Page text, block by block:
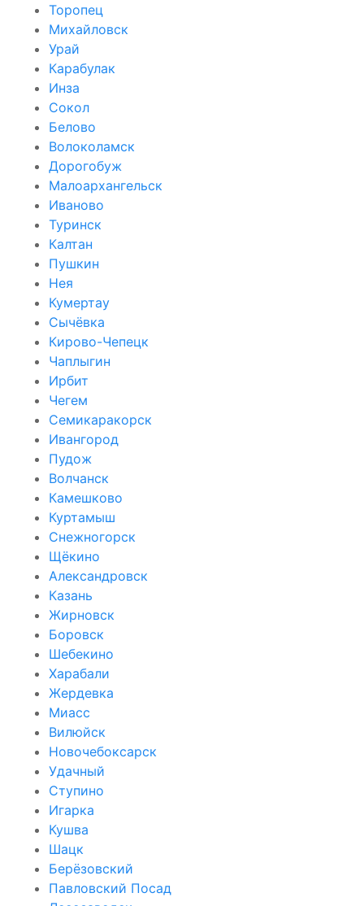
Торопец
Михайловск
Урай
Карабулак
Инза
Сокол
Белово
Волоколамск
Дорогобуж
Малоархангельск
Иваново
Туринск
Калтан
Пушкин
Нея
Кумертау
Сычёвка
Кирово-Чепецк
Чаплыгин
Ирбит
Чегем
Семикаракорск
Ивангород
Пудож
Волчанск
Камешково
Куртамыш
Снежногорск
Щёкино
Александровск
Казань
Жирновск
Боровск
Шебекино
Харабали
Жердевка
Миасс
Вилюйск
Новочебоксарск
Удачный
Ступино
Игарка
Кушва
Шацк
Берёзовский
Павловский Посад